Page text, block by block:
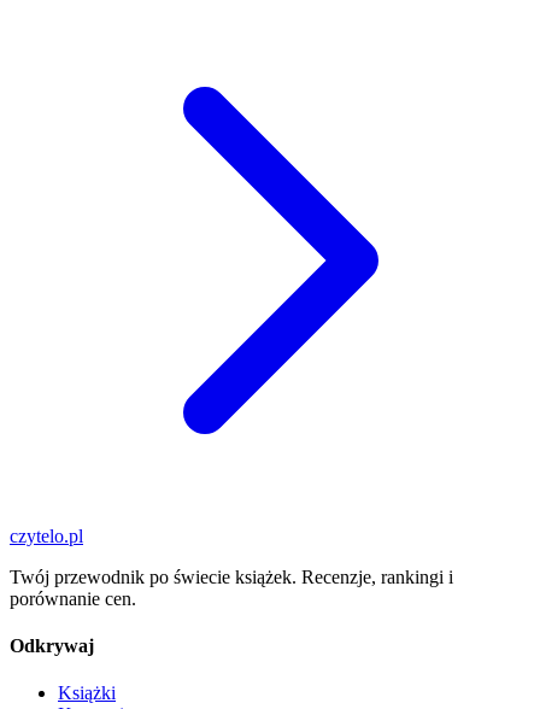
czytelo.pl
Twój przewodnik po świecie książek. Recenzje, rankingi i
porównanie cen.
Odkrywaj
Książki